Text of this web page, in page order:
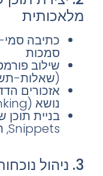
מלאכותית
כתיבה
סמכות
(שאלות-
אזכורים
נושא (Authority Linking)
Snippets, תשובות קצרות)
3. ניהול נוכחות במקורות צד שלישי